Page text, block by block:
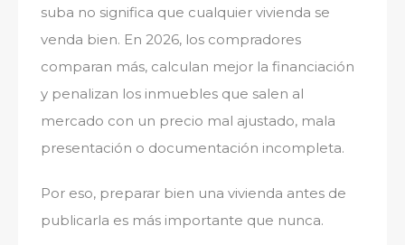
suba no significa que cualquier vivienda se
venda bien. En 2026, los compradores
comparan más, calculan mejor la financiación
y penalizan los inmuebles que salen al
mercado con un precio mal ajustado, mala
presentación o documentación incompleta.
Por eso, preparar bien una vivienda antes de
publicarla es más importante que nunca.